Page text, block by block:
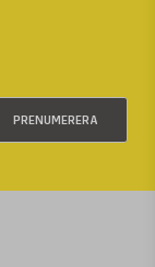
PRENUMERERA